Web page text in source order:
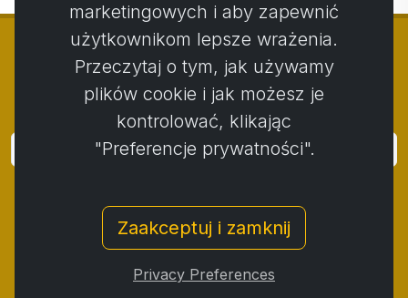
© Copyright 2014 - 2026 Activstar
Zaloguj się
Zasady i warunki / Polityka prywatności
Procedura składania skarg / Protokół reklamacji
Odstąpienie od umowy / Cookies
marketingowych i aby zapewnić
użytkownikom lepsze wrażenia.
Przeczytaj o tym, jak używamy
plików cookie i jak możesz je
kontrolować, klikając
"Preferencje prywatności".
Zaakceptuj i zamknij
Privacy Preferences